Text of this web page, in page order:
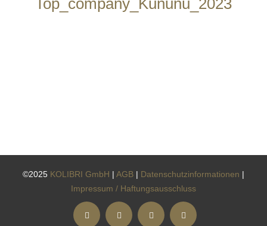
Top_company_Kununu_2023
©2025 KOLIBRI GmbH | AGB | Datenschutzinformationen |
Impressum / Haftungsausschluss